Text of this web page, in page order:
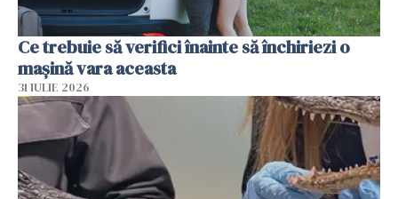
Ce trebuie să verifici înainte să închiriezi o
mașină vara aceasta
31 IULIE 2026